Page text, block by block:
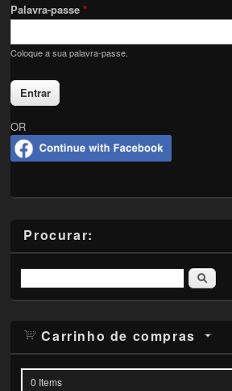
Palavra-passe*
Coloque a sua palavra-passe.
OR
Procurar:
Pesquisar
Carrinho de compras
0 Items